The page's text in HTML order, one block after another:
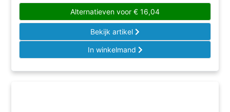
Alternatieven voor € 16,04
Bekijk artikel
In winkelmand